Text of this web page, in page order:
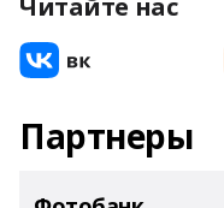
Читайте нас
Партнеры